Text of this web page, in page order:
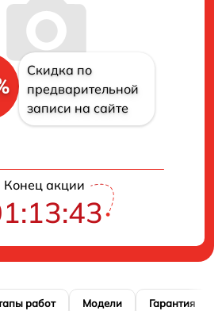
Скидка по
предварительной
записи на сайте
Конец акции
работ Модели Гарантия